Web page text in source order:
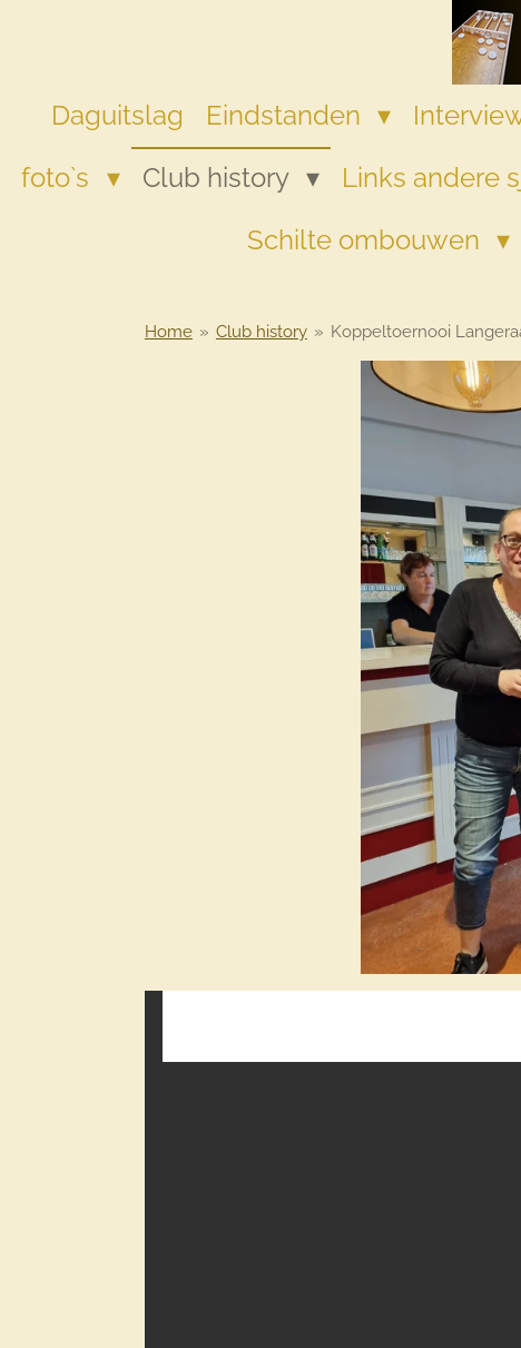
hoofdinhoud
Daguitslag Eindstanden
foto`s
Club history Links andere
Schilte ombouwen
Home » Club history » Koppeltoernooi